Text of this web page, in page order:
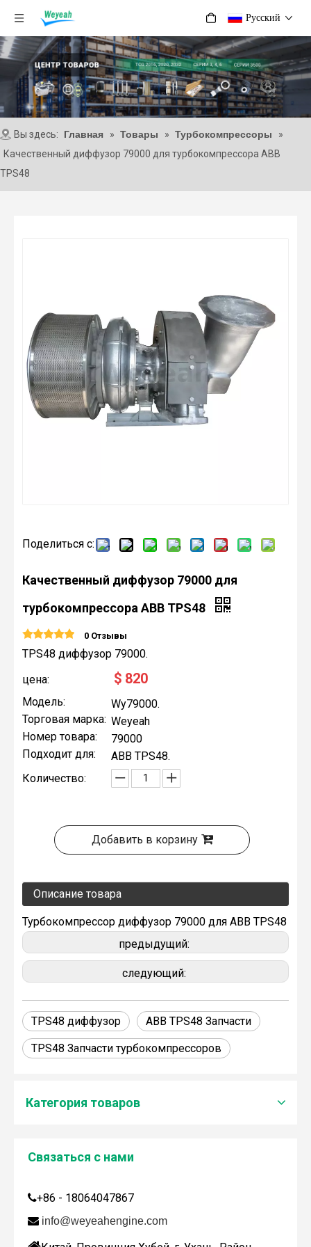
Pусский
Вы здесь: Главная » Товары » Турбокомпрессоры
»
Качественный диффузор 79000 для турбокомпрессора ABB
TPS48
Поделиться с:
Качественный диффузор 79000 для
турбокомпрессора ABB TPS48
0 Отзывы
TPS48 диффузор 79000.
цена:
$ 820
Модель:
Wy79000.
Торговая марка: Weyeah
Номер товара:
79000
Подходит для:
ABB TPS48.
Количество:
Добавить в корзину
Описание товара
Турбокомпрессор диффузор 79000 для ABB TPS48
предыдущий:
следующий:
TPS48 диффузор ABB TPS48 Запчасти
TPS48 Запчасти турбокомпрессоров
Категория товаров
Связаться с нами
+86 - 18064047867
 info@weyeahengine.com